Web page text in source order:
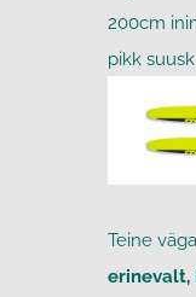
200cm
pikk
Teine
erinevalt,